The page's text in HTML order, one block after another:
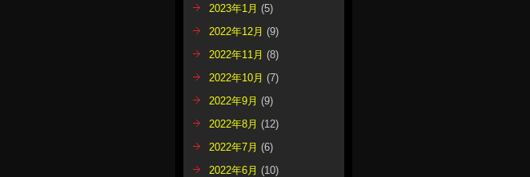
2023年1月 (5)
2022年12月 (9)
2022年11月 (8)
2022年10月 (7)
2022年9月 (9)
2022年8月 (12)
2022年7月 (6)
2022年6月 (10)